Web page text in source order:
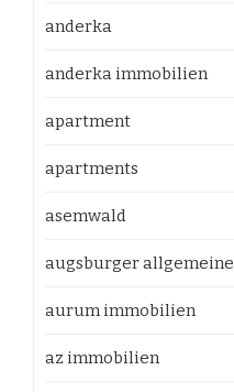
anderka
anderka immobilien
apartment
apartments
asemwald
augsburger allgemeine
aurum immobilien
az immobilien